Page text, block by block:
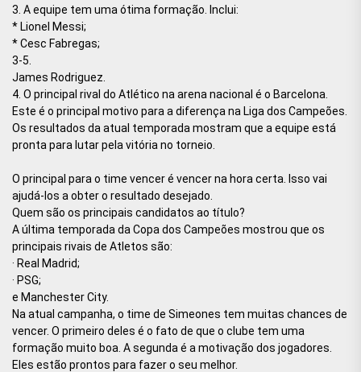
3. A equipe tem uma ótima formação. Inclui:
* Lionel Messi;
* Cesc Fabregas;
3-5.
James Rodriguez.
4. O principal rival do Atlético na arena nacional é o Barcelona.
Este é o principal motivo para a diferença na Liga dos Campeões.
Os resultados da atual temporada mostram que a equipe está
pronta para lutar pela vitória no torneio.
O principal para o time vencer é vencer na hora certa. Isso vai
ajudá-los a obter o resultado desejado.
Quem são os principais candidatos ao título?
A última temporada da Copa dos Campeões mostrou que os
principais rivais de Atletos são:
· Real Madrid;
· PSG;
e Manchester City.
Na atual campanha, o time de Simeones tem muitas chances de
vencer. O primeiro deles é o fato de que o clube tem uma
formação muito boa. A segunda é a motivação dos jogadores.
Eles estão prontos para fazer o seu melhor.